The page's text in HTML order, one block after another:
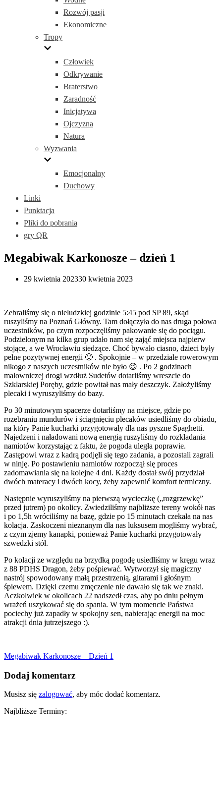
Rozwój pasji
Ekonomiczne
Tropy
Człowiek
Odkrywanie
Braterstwo
Zaradność
Inicjatywa
Ojczyzna
Natura
Wyzwania
Emocjonalny
Duchowy
Linki
Punktacja
Pliki do pobrania
gry QR
Megabiwak Karkonosze – dzień 1
29 kwietnia 202330 kwietnia 2023
Zebraliśmy się o nieludzkiej godzinie 5:45 pod SP 89, skąd
ruszyliśmy na Poznań Główny. Tam dołączyła do nas druga połowa
uczestników, po czym rozpoczęliśmy pakowanie się do pociągu.
Podzielonym na kilka grup udało nam się zająć miejsca najpierw
stojące, a we Wrocławiu siedzące. Choć bywało ciasno, dzieci były
pełne pozytywnej energii 🙂 . Spokojnie – w przedziale rowerowym
nikogo z naszych uczestników nie było 😉 . Po 2 godzinach
malowniczej drogi wzdłuż Sudetów dotarliśmy wreszcie do
Szklarskiej Poręby, gdzie powitał nas mały deszczyk. Założyliśmy
plecaki i wyruszyliśmy do bazy.
Po 30 minutowym spacerze dotarliśmy na miejsce, gdzie po
rozebraniu mundurów i ściągnięciu plecaków usiedliśmy do obiadu,
na który Panie kucharki przygotowały dla nas pyszne Spaghetti.
Najedzeni i naładowani nową energią ruszyliśmy do rozkładania
namiotów korzystając z faktu, że pogoda uległa poprawie.
Zastępowi wraz z kadrą podjęli się tego zadania, a pozostali zagrali
w ninję. Po postawieniu namiotów rozpoczął się proces
zadomawiania się na kolejne 4 dni. Każdy dostał swój przydział
dwóch materacy i dwóch kocy, żeby zapewnić komfort termiczny.
Następnie wyruszyliśmy na pierwszą wycieczkę („rozgrzewkę”
przed jutrem) po okolicy. Zwiedziliśmy najbliższe tereny wokół nas
i po 1,5h wróciliśmy na bazę, gdzie po 15 minutach czekała na nas
kolacja. Zaskoczeni nieznanym dla nas luksusem mogliśmy wybrać,
z czym zjemy kanapki, ponieważ Panie kucharki przygotowały
szwedzki stół.
Po kolacji ze względu na brzydką pogodę usiedliśmy w kręgu wraz
z 88 PDHS Dragon, żeby pośpiewać. Wytworzył się magiczny
nastrój spowodowany małą przestrzenią, gitarami i głośnym
śpiewem. Dzięki czemu zmęczenie nie dawało się tak we znaki.
Aczkolwiek w okolicach 22 nadszedł czas, aby po dniu pełnym
wrażeń uszykować się do spania. W tym momencie Państwa
pociechy już zapadły w spokojny sen, nabierając energii na moc
atrakcji dnia jutrzejszego :).
Megabiwak Karkonosze – Dzień 1
Dodaj komentarz
Musisz się zalogować, aby móc dodać komentarz.
Najbliższe Terminy: